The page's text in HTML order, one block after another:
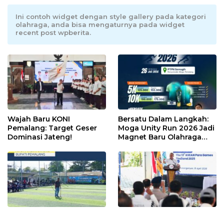
Ini contoh widget dengan style gallery pada kategori
olahraga, anda bisa mengaturnya pada widget
recent post wpberita.
Wajah Baru KONI
Pemalang: Target Geser
Dominasi Jateng!
Bersatu Dalam Langkah:
Moga Unity Run 2026 Jadi
Magnet Baru Olahraga